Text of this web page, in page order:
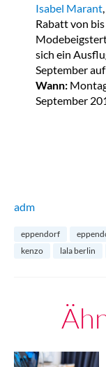
Isabel Marant,
Rabatt von
sich ein
September
Wann:
September
adm
eppendorf
kenzo
lala berlin